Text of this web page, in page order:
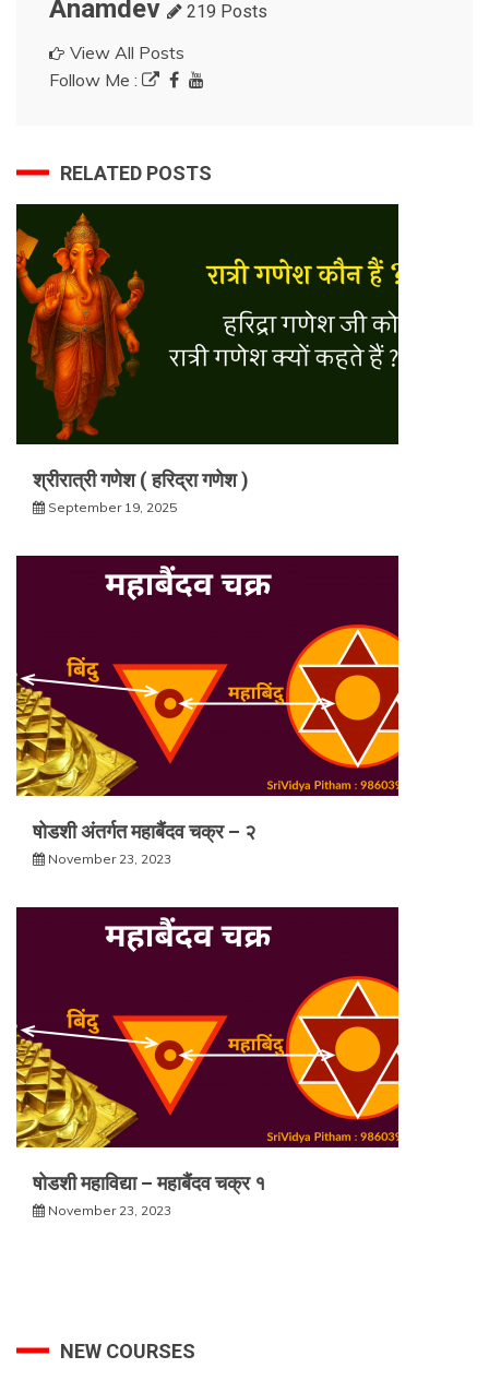
Anamdev 219 Posts
View All Posts
Follow Me :
RELATED POSTS
श्रीरात्री गणेश ( हरिद्रा गणेश )
September 19, 2025
षोडशी अंतर्गत महाबैंदव चक्र – २
November 23, 2023
षोडशी महाविद्या – महाबैंदव चक्र १
November 23, 2023
NEW COURSES
Advance SriVidya Essential Course